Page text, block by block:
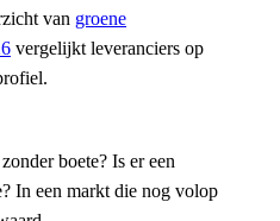
van groene
vergelijkt leveranciers op
boete? Is er een
In een markt die nog volop